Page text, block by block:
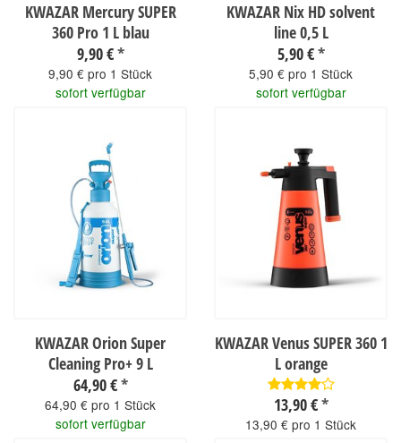
KWAZAR Mercury SUPER
360 Pro 1 L blau
9,90 €*
9,90 € pro 1 Stück
sofort verfügbar
KWAZAR Nix HD solvent
line 0,5 L
5,90 €*
5,90 € pro 1 Stück
sofort verfügbar
KWAZAR Orion Super
Cleaning Pro+ 9 L
64,90 €*
64,90 € pro 1 Stück
sofort verfügbar
KWAZAR Venus SUPER 360 1
L orange
13,90 €*
13,90 € pro 1 Stück